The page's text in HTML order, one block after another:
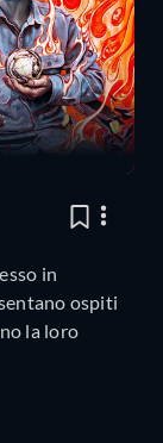
in
ospiti
la loro